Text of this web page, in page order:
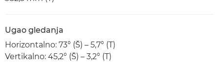
Ugao gledanja
Horizontalno: 73° (Š) – 5,7° (T)
Vertikalno: 45,2° (Š) – 3,2° (T)